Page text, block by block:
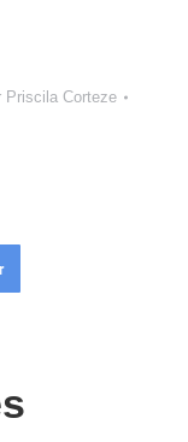
Priscila Corteze